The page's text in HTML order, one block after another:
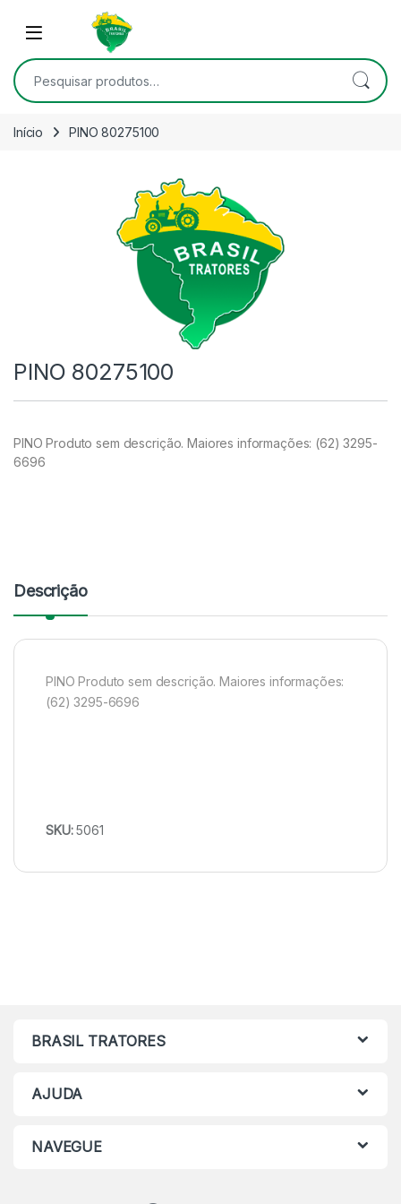
Skip to navigation
Open
Pesquisar por:
Início PINO 80275100
PINO 80275100
PINO Produto sem descrição. Maiores informações: (62) 3295-
6696
Descrição
PINO Produto sem descrição. Maiores informações:
(62) 3295-6696
SKU:5061
BRASIL TRATORES
AJUDA
NAVEGUE